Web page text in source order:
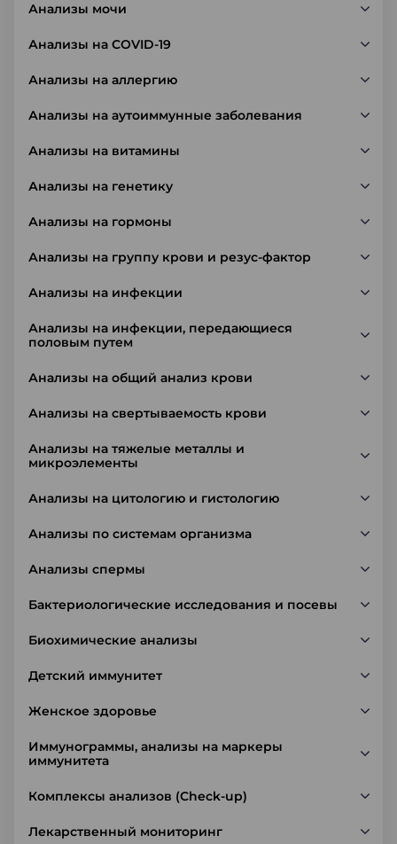
Анализы мочи
Анализы на COVID-19
Анализы на аллергию
Анализы на аутоиммунные заболевания
Анализы на витамины
Анализы на генетику
Анализы на гормоны
Анализы на группу крови и резус-фактор
Анализы на инфекции
Анализы на инфекции, передающиеся
половым путем
Анализы на общий анализ крови
Анализы на свертываемость крови
Анализы на тяжелые металлы и
микроэлементы
Анализы на цитологию и гистологию
Анализы по системам организма
Анализы спермы
Бактериологические исследования и посевы
Биохимические анализы
Детский иммунитет
Женское здоровье
Иммунограммы, анализы на маркеры
иммунитета
Комплексы анализов (Check-up)
Лекарственный мониторинг